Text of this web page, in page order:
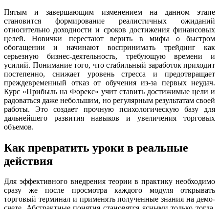
Пятым и завершающим изменением на данном этапе
становится формирование реалистичных ожиданий
относительно доходности и сроков достижения финансовых
целей. Новички перестают верить в мифы о быстром
обогащении и начинают воспринимать трейдинг как
серьезную бизнес-деятельность, требующую времени и
усилий. Понимание того, что стабильный заработок приходит
постепенно, снижает уровень стресса и предотвращает
преждевременный отказ от обучения из-за первых неудач.
Курс «Прибыль на Форекс» учит ставить достижимые цели и
радоваться даже небольшим, но регулярным результатам своей
работы. Это создает прочную психологическую базу для
дальнейшего развития навыков и увеличения торговых
объемов.
Как превратить уроки в реальные
действия
Для эффективного внедрения теории в практику необходимо
сразу же после просмотра каждого модуля открывать
торговый терминал и применять полученные знания на демо-